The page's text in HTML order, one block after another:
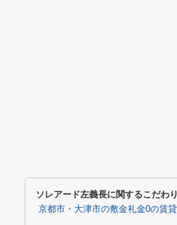
ソレアード左義長に関するこだわ
京都市・大津市の敷金礼金0の賃貸